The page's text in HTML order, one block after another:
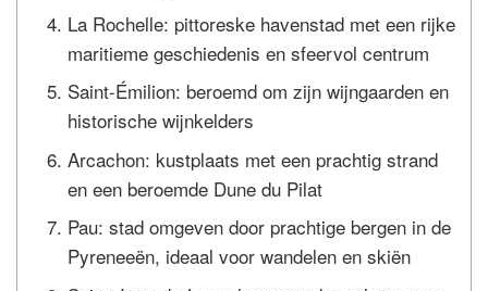
La Rochelle: pittoreske havenstad met een rijke
maritieme geschiedenis en sfeervol centrum
Saint-Émilion: beroemd om zijn wijngaarden en
historische wijnkelders
Arcachon: kustplaats met een prachtig strand
en een beroemde Dune du Pilat
Pau: stad omgeven door prachtige bergen in de
Pyreneeën, ideaal voor wandelen en skiën